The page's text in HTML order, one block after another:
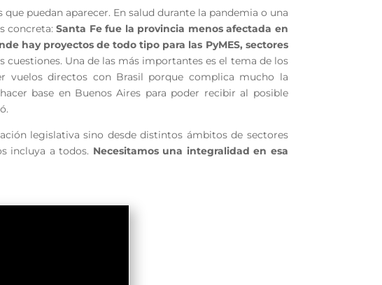
puedan aparecer. En salud durante la pandemia o una
concreta: Santa Fe fue la provincia menos afectada en
hay proyectos de todo tipo para las PyMES, sectores
cuestiones. Una de las más importantes es el tema de los
vuelos directos con Brasil porque complica mucho la
base en Buenos Aires para poder recibir al posible
legislativa sino desde distintos ámbitos de sectores
incluya a todos. Necesitamos una integralidad en esa